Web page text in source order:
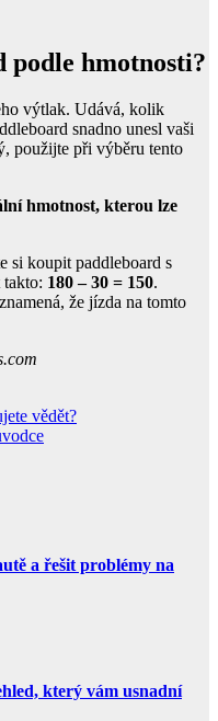
podle hmotnosti?
výtlak. Udává, kolik
snadno unesl vaši
použijte při výběru tento
hmotnost, kterou lze
si koupit paddleboard s
180 – 30 = 150.
že jízda na tomto
vědět?
a řešit problémy na
který vám usnadní